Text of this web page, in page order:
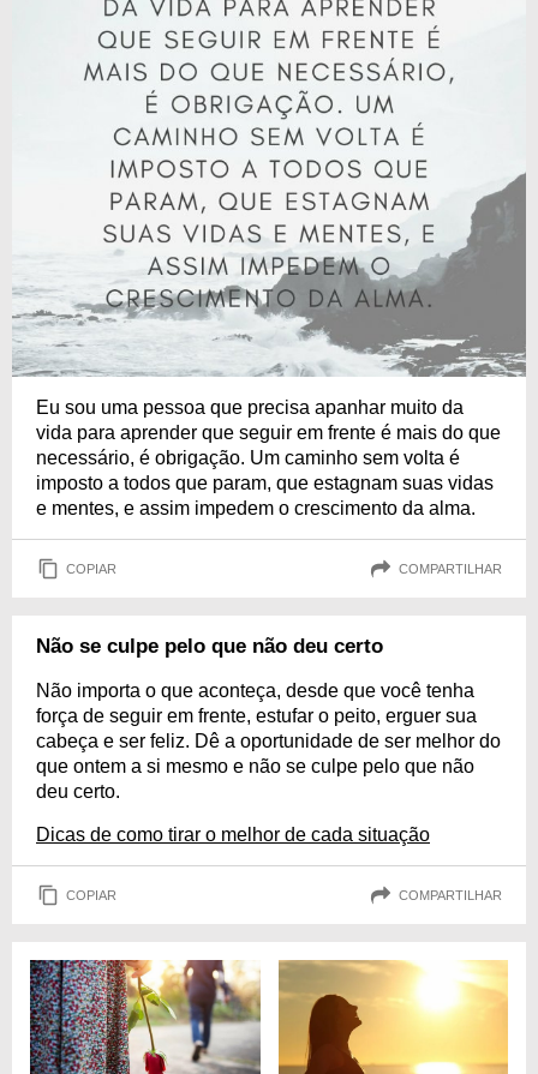
Eu sou uma pessoa que precisa apanhar muito da
vida para aprender que seguir em frente é mais do que
necessário, é obrigação. Um caminho sem volta é
imposto a todos que param, que estagnam suas vidas
e mentes, e assim impedem o crescimento da alma.
COPIAR COMPARTILHAR
Não se culpe pelo que não deu certo
Não importa o que aconteça, desde que você tenha
força de seguir em frente, estufar o peito, erguer sua
cabeça e ser feliz. Dê a oportunidade de ser melhor do
que ontem a si mesmo e não se culpe pelo que não
deu certo.
Dicas de como tirar o melhor de cada situação
COPIAR COMPARTILHAR